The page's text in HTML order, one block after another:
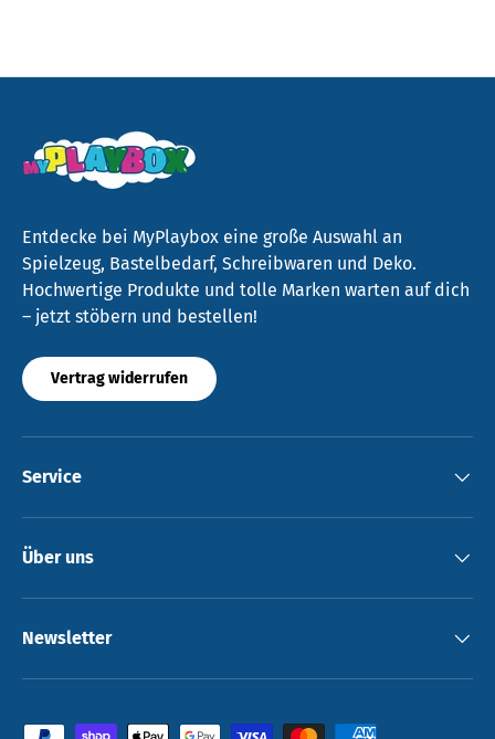
Entdecke bei MyPlaybox eine große Auswahl an
Spielzeug, Bastelbedarf, Schreibwaren und Deko.
Hochwertige Produkte und tolle Marken warten auf dich
– jetzt stöbern und bestellen!
Vertrag widerrufen
Service
Über uns
Newsletter